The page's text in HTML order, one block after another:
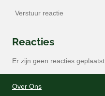
Verstuur reactie
Reacties
Er zijn geen reacties geplaatst.
Over Ons